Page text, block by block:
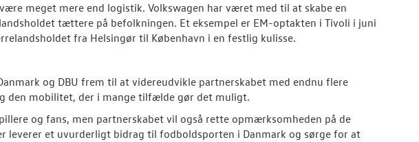
meget mere end logistik. Volkswagen har været med til at skabe en
tættere på befolkningen. Et eksempel er EM-optakten i Tivoli i juni
fra Helsingør til København i en festlig kulisse.
og DBU frem til at videreudvikle partnerskabet med endnu flere
den mobilitet, der i mange tilfælde gør det muligt.
og fans, men partnerskabet vil også rette opmærksomheden på de
et uvurderligt bidrag til fodboldsporten i Danmark og sørge for at